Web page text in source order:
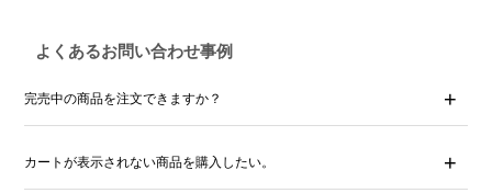
よくあるお問い合わせ事例
完売中の商品を注文できますか？
カートが表示されない商品を購入したい。